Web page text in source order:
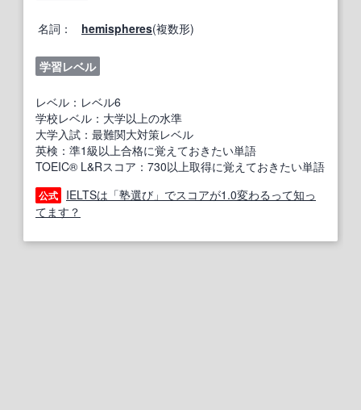
名詞： hemispheres(複数形)
学習レベル
レベル：レベル6
学校レベル：大学以上の水準
大学入試：最難関大対策レベル
英検：準1級以上合格に覚えておきたい単語
TOEIC® L&Rスコア：730以上取得に覚えておきたい単語
公式
IELTSは「塾選び」でスコアが1.0変わるって知っ
てます？